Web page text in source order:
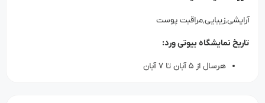
آرایشی٬زیبایی٬مراقبت پوست
تاریخ نمایشگاه بیوتی ورد:
هرسال از ۵ آبان تا ۷ آبان